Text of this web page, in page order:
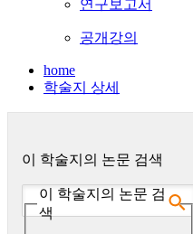
연구보고서
공개강의
home
학술지 상세
이 학술지의 논문 검색
이 학술지의 논문 검
색